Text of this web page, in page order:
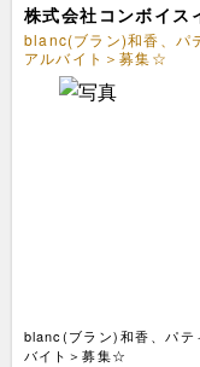
株式会社コンボイス
blanc(ブラン)和香、パ
アルバイト＞募集☆
blanc(ブラン)和香、パテ
バイト＞募集☆